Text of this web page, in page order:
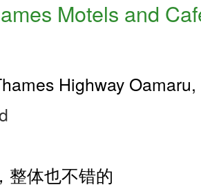
Motels and
Highway
整体也不错的